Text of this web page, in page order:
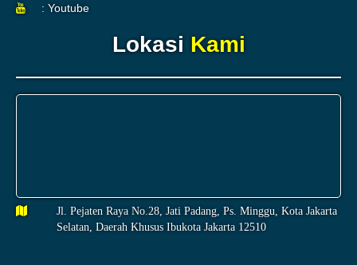
: Youtube
Lokasi Kami
Jl. Pejaten Raya No.28, Jati Padang, Ps. Minggu, Kota Jakarta
Selatan, Daerah Khusus Ibukota Jakarta 12510